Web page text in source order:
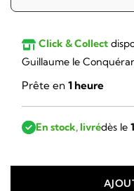
Click & Collect
Guillaume le
Prête en 1 heure
En stock, livrédès le